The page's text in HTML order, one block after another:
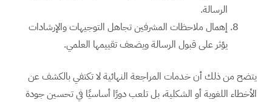
الرسالة.
إهمال ملاحظات المشرفين تجاهل التوجيهات والإرشادات
يؤثر على قبول الرسالة ويضعف تقييمها العلمي.
يتضح من ذلك أن خدمات المراجعة النهائية لا تكتفي بالكشف عن
الأخطاء اللغوية أو الشكلية، بل تلعب دورًا أساسيًا في تحسين جودة